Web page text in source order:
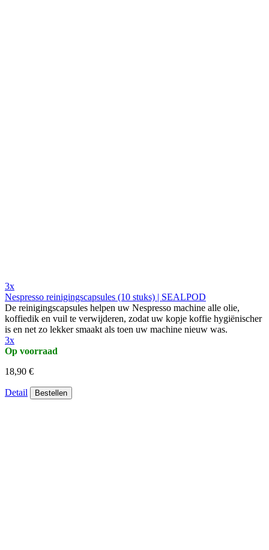
3x
Nespresso reinigingscapsules (10 stuks) | SEALPOD
De reinigingscapsules helpen uw Nespresso machine alle olie,
koffiedik en vuil te verwijderen, zodat uw kopje koffie hygiënischer
is en net zo lekker smaakt als toen uw machine nieuw was.
3x
Op voorraad
18,90 €
Detail Bestellen